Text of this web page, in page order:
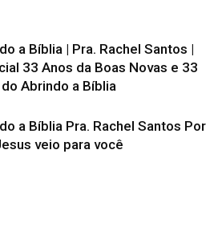
a Bíblia | Pra. Rachel Santos |
33 Anos da Boas Novas e 33
Abrindo a Bíblia
a Bíblia Pra. Rachel Santos Por
veio para você